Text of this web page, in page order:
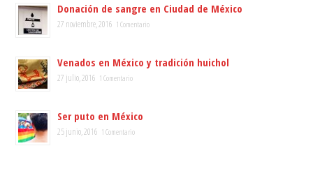
Donación de sangre en Ciudad de México
27 noviembre, 2016 1 Comentario
Venados en México y tradición huichol
27 julio, 2016 1 Comentario
Ser puto en México
25 junio, 2016 1 Comentario